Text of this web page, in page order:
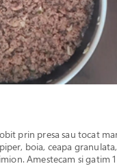
prin presa sau tocat
boia, ceapa
Amestecam si gatim